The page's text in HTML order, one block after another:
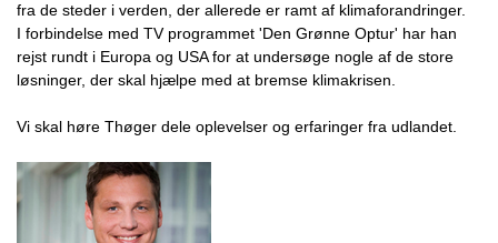
fra de steder i verden, der allerede er ramt af klimaforandringer.
I forbindelse med TV programmet 'Den Grønne Optur' har han
rejst rundt i Europa og USA for at undersøge nogle af de store
løsninger, der skal hjælpe med at bremse klimakrisen.
Vi skal høre Thøger dele oplevelser og erfaringer fra udlandet.